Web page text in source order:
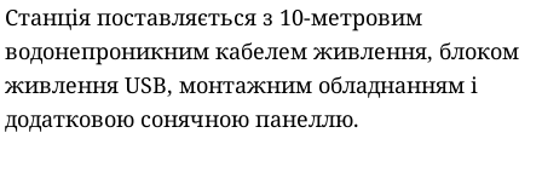
Станція поставляється з 10-метровим
водонепроникним кабелем живлення, блоком
живлення USB, монтажним обладнанням і
додатковою сонячною панеллю.